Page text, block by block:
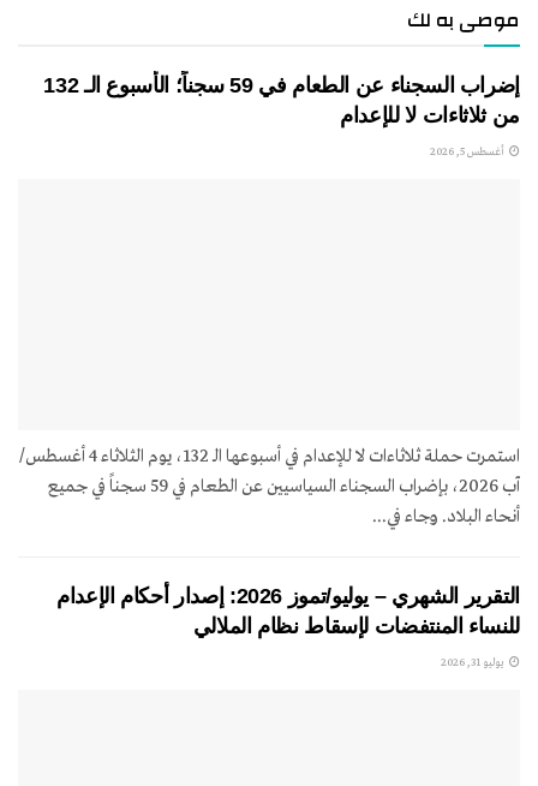
موصى به لك
إضراب السجناء عن الطعام في 59 سجناً؛ الأسبوع الـ 132
من ثلاثاءات لا للإعدام
أغسطس 5, 2026
استمرت حملة ثلاثاءات لا للإعدام في أسبوعها الـ 132، يوم الثلاثاء 4 أغسطس/
آب 2026، بإضراب السجناء السياسيين عن الطعام في 59 سجناً في جميع
أنحاء البلاد. وجاء في...
التقرير الشهري – يوليو/تموز 2026: إصدار أحكام الإعدام
للنساء المنتفضات لإسقاط نظام الملالي
يوليو 31, 2026